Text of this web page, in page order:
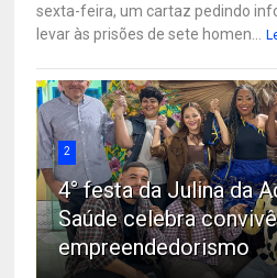
sexta-feira, um cartaz pedindo
levar às prisões de sete homen...
2
4° festa da Julina da
Saúde celebra
empreendedorismo